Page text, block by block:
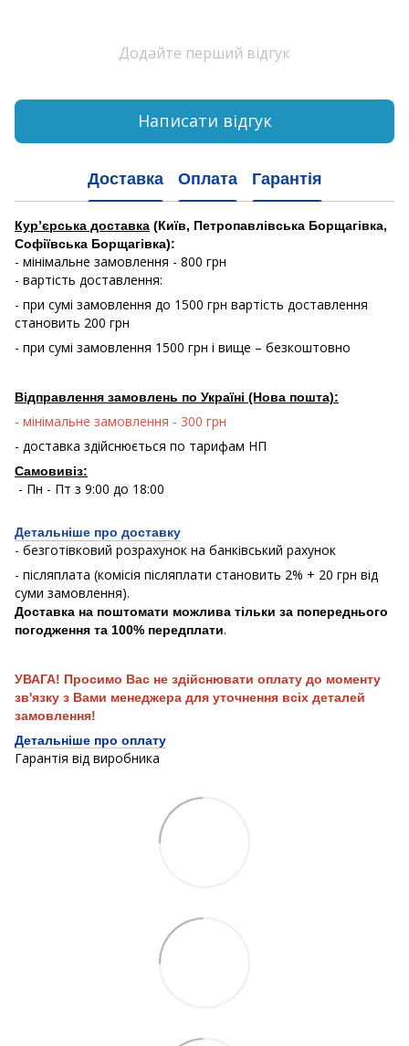
Додайте перший відгук
Написати відгук
Доставка Оплата Гарантія
Кур’єрська доставка (Київ, Петропавлівська Борщагівка,
Софіївська Борщагівка):
- мінімальне замовлення - 800 грн
- вартість доставлення:
- при сумі замовлення до 1500 грн вартість доставлення
становить 200 грн
- при сумі замовлення 1500 грн і вище – безкоштовно
Відправлення замовлень по Україні (Нова пошта):
- мінімальне замовлення - 300 грн
- доставка здійснюється по тарифам НП
Самовивіз:
- Пн - Пт з 9:00 до 18:00
Детальніше про доставку
- безготівковий розрахунок на банківський рахунок
- післяплата (комісія післяплати становить 2% + 20 грн від
суми замовлення).
Доставка на поштомати можлива тільки за попереднього
погодження та 100% передплати.
УВАГА! Просимо Вас не здійснювати оплату до моменту
зв'язку з Вами менеджера для уточнення всіх деталей
замовлення!
Детальніше про оплату
Гарантія від виробника